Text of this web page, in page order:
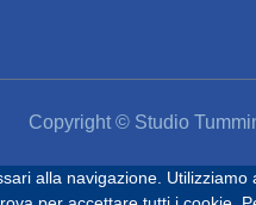
Copyright © Studio
alla navigazione.